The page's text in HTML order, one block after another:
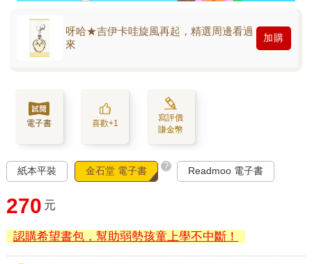
呀哈★吉伊卡哇旋風再起，精選周邊看過
來
加購
電子書 喜歡+1
寫評價
賺金幣
紙本平裝 金石堂 電子書 ? Readmoo 電子書
270 元
認購希望書包，幫助弱勢孩童上學不中斷！